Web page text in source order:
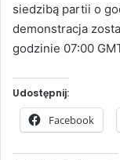
siedzibą partii o
demonstracja
godzinie 07:00
Udostępnij:
Facebook